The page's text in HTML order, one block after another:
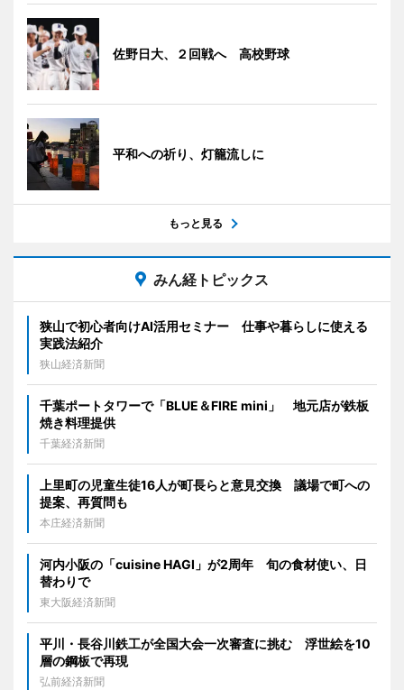
佐野日大、２回戦へ 高校野球
平和への祈り、灯籠流しに
もっと見る
みん経トピックス
狭山で初心者向けAI活用セミナー 仕事や暮らしに使える
実践法紹介
狭山経済新聞
千葉ポートタワーで「BLUE＆FIRE mini」 地元店が鉄板
焼き料理提供
千葉経済新聞
上里町の児童生徒16人が町長らと意見交換 議場で町への
提案、再質問も
本庄経済新聞
河内小阪の「cuisine HAGI」が2周年 旬の食材使い、日
替わりで
東大阪経済新聞
平川・長谷川鉄工が全国大会一次審査に挑む 浮世絵を10
層の鋼板で再現
弘前経済新聞